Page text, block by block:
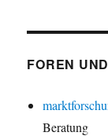
FOREN
Beratung